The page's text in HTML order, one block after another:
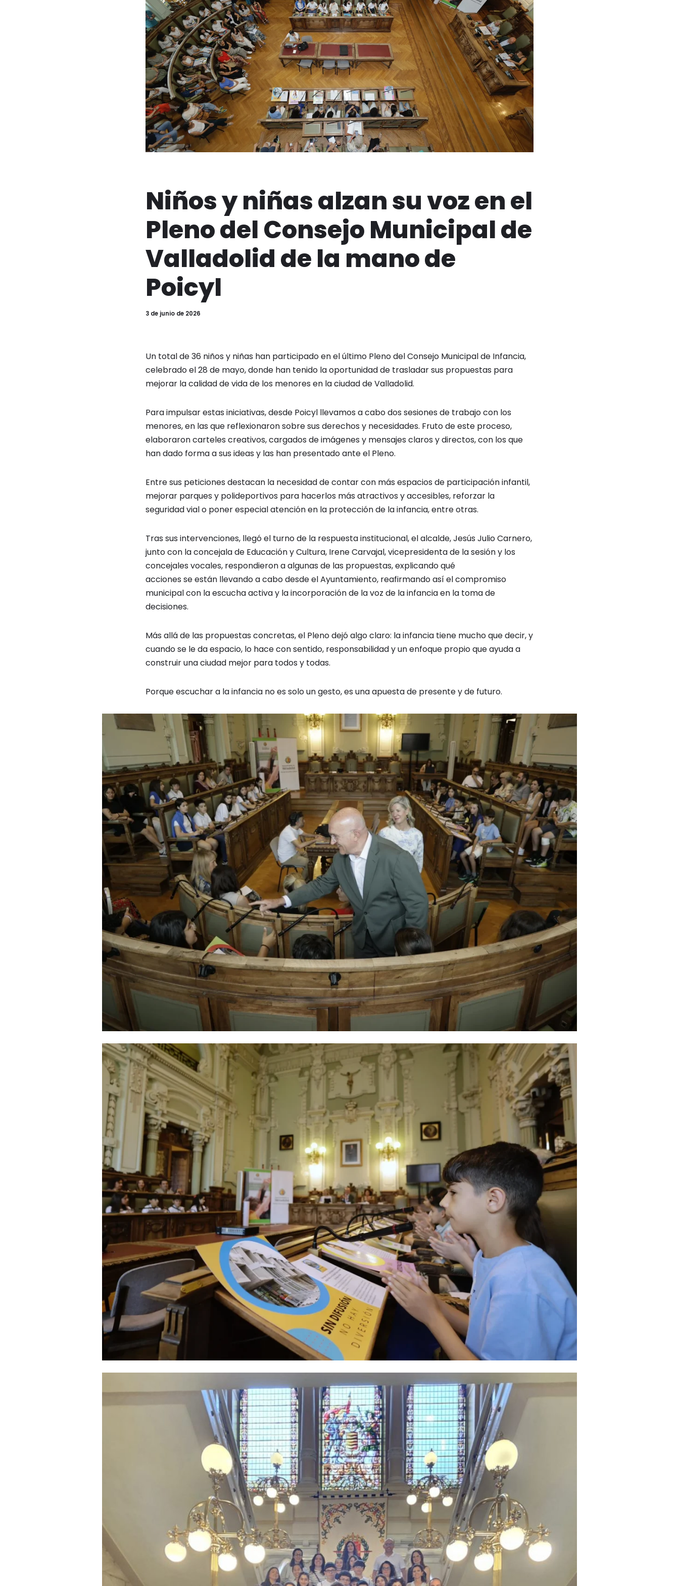
Niños y niñas alzan su voz en el
Pleno del Consejo Municipal de
Valladolid de la mano de
Poicyl
3 de junio de 2026
Un total de 36 niños y niñas han participado en el último Pleno del Consejo Municipal de Infancia,
celebrado el 28 de mayo, donde han tenido la oportunidad de trasladar sus propuestas para
mejorar la calidad de vida de los menores en la ciudad de Valladolid.
Para impulsar estas iniciativas, desde Poicyl llevamos a cabo dos sesiones de trabajo con los
menores, en las que reflexionaron sobre sus derechos y necesidades. Fruto de este proceso,
elaboraron carteles creativos, cargados de imágenes y mensajes claros y directos, con los que
han dado forma a sus ideas y las han presentado ante el Pleno.
Entre sus peticiones destacan la necesidad de contar con más espacios de participación infantil,
mejorar parques y polideportivos para hacerlos más atractivos y accesibles, reforzar la
seguridad vial o poner especial atención en la protección de la infancia, entre otras.
Tras sus intervenciones, llegó el turno de la respuesta institucional, el alcalde, Jesús Julio Carnero,
junto con la concejala de Educación y Cultura, Irene Carvajal, vicepresidenta de la sesión y los
concejales vocales, respondieron a algunas de las propuestas, explicando qué
acciones se están llevando a cabo desde el Ayuntamiento, reafirmando así el compromiso
municipal con la escucha activa y la incorporación de la voz de la infancia en la toma de
decisiones.
Más allá de las propuestas concretas, el Pleno dejó algo claro: la infancia tiene mucho que decir, y
cuando se le da espacio, lo hace con sentido, responsabilidad y un enfoque propio que ayuda a
construir una ciudad mejor para todos y todas.
Porque escuchar a la infancia no es solo un gesto, es una apuesta de presente y de futuro.